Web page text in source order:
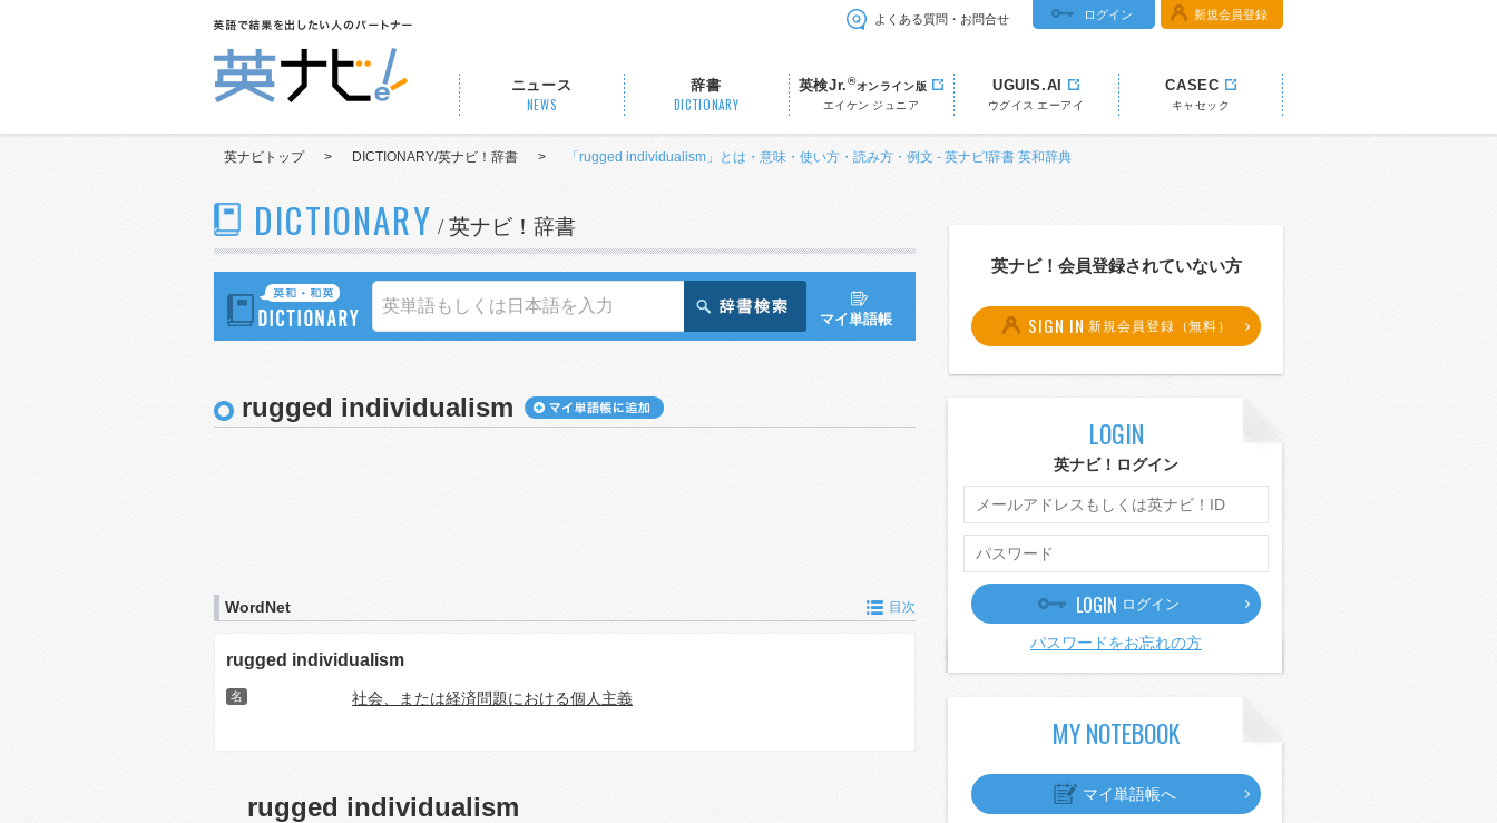
よくある質問・お問合せ ログイン 新規会員登録
ニュース
NEWS
辞書
DICTIONARY
英検Jr.®オンライン版
エイケン ジュニア
UGUIS.AI
ウグイス エーアイ
CASEC
キャセック
英ナビトップ > DICTIONARY/英ナビ！辞書 > 「rugged individualism」とは・意味・使い方・読み方・例文 - 英ナビ!辞書 英和辞典
DICTIONARY / 英ナビ！辞書
マイ単語帳
rugged individualism
WordNet 目次
rugged individualism
名 社会、または経済問題における個人主義
rugged individualism
英ナビ！会員登録されていない方
SIGN IN 新規会員登録（無料）
LOGIN
英ナビ！ログイン
LOGIN ログイン
パスワードをお忘れの方
MY NOTEBOOK
マイ単語帳へ